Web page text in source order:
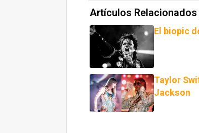
Artículos Relacionados
El biopic
Taylor
Jackson